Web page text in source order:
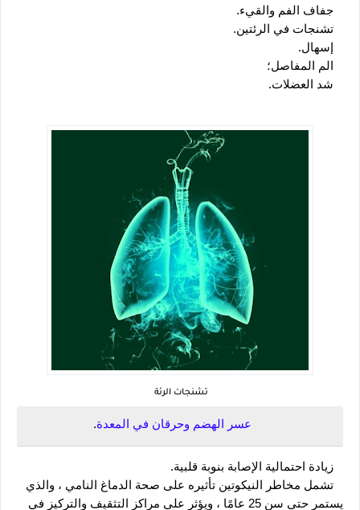
جفاف الفم والقيء.
تشنجات في الرئتين.
إسهال.
الم المفاصل؛
شد العضلات.
تشنجات الرئة
عسر الهضم وحرقان في المعدة.
زيادة احتمالية الإصابة بنوبة قلبية.